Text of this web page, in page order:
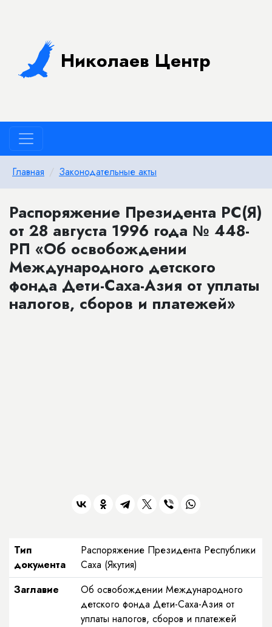
Николаев Центр
Главная Законодательные акты
Распоряжение Президента РС(Я)
от 28 августа 1996 года № 448-
РП «Об освобождении
Международного детского
фонда Дети-Саха-Азия от уплаты
налогов, сборов и платежей»
Тип
документа
Распоряжение Президента Республики
Саха (Якутия)
Заглавие
Об освобождении Международного
детского фонда Дети-Саха-Азия от
уплаты налогов, сборов и платежей